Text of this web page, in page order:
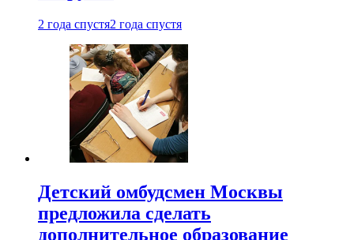
2 года спустя2 года спустя
Детский омбудсмен Москвы
предложила сделать
дополнительное образование